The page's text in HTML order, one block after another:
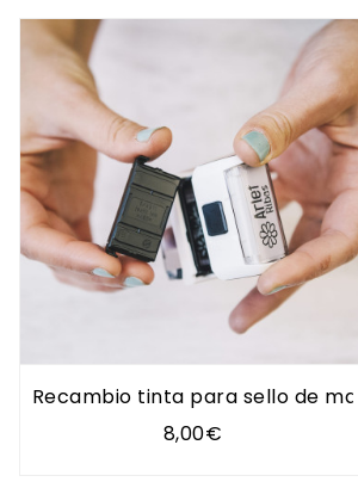
Recambio tinta para sello de
8,00€